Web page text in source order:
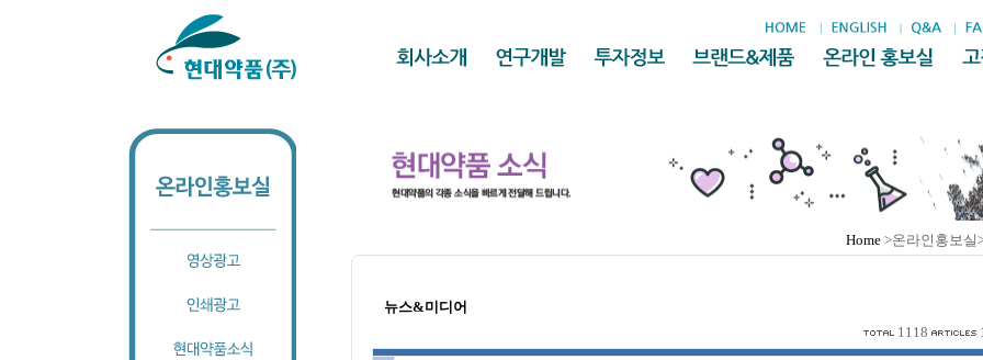
Home >온라인홍보실
뉴스&미디어
1118